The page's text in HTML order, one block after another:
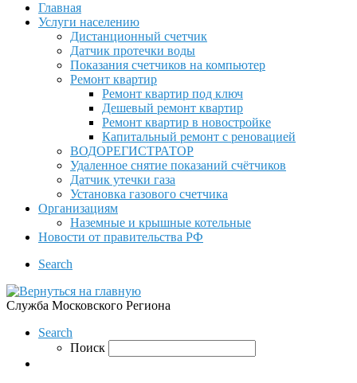
Главная
Услуги населению
Дистанционный счетчик
Датчик протечки воды
Показания счетчиков на компьютер
Ремонт квартир
Ремонт квартир под ключ
Дешевый ремонт квартир
Ремонт квартир в новостройке
Капитальный ремонт с реновацией
ВОДОРЕГИСТРАТОР
Удаленное снятие показаний счётчиков
Датчик утечки газа
Установка газового счетчика
Организациям
Наземные и крышные котельные
Новости от правительства РФ
Search
Служба Московского Региона
Search
Поиск